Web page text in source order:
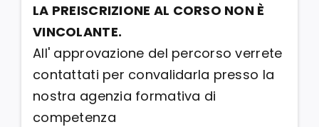
LA PREISCRIZIONE AL CORSO NON È
VINCOLANTE.
All' approvazione del percorso verrete
contattati per convalidarla presso la
nostra agenzia formativa di
competenza